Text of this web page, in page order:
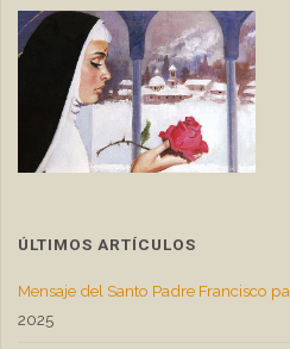
ÚLTIMOS ARTÍCULOS
Mensaje del Santo Padre Francisco
2025